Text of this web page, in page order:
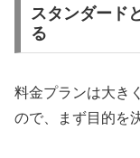
スタンダード
る
料金プランは大き
ので、まず目的を